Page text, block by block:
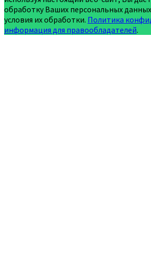
обработку Ваших персональных
условия их обработки. Политика
информация для правообладателей.